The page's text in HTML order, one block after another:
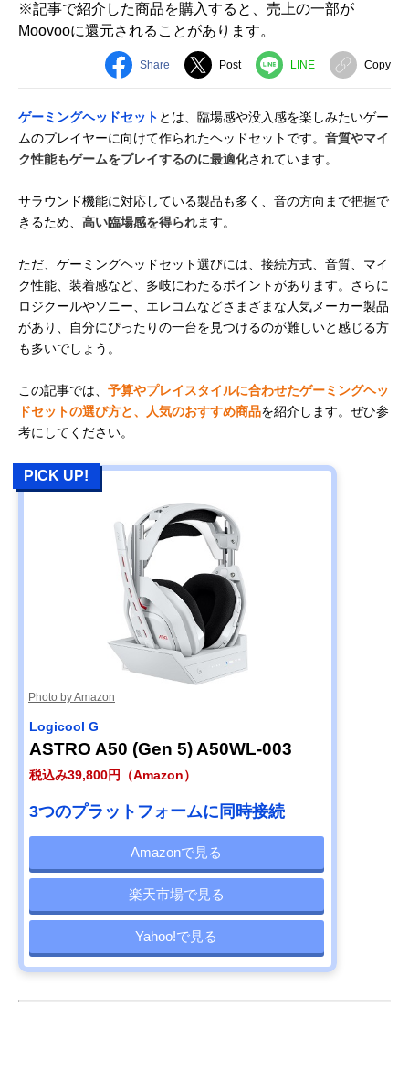
※記事で紹介した商品を購入すると、売上の一部が
Moovooに還元されることがあります。
Share Post LINE Copy
ゲーミングヘッドセット とは、臨場感や没入感を楽しみたいゲー
ムのプレイヤーに向けて作られたヘッドセットです。 音質やマイ
ク性能もゲームをプレイするのに最適化されています。
サラウンド機能に対応している製品も多く、音の方向まで把握で
きるため、 高い臨場感を得られます。
ただ、ゲーミングヘッドセット選びには、接続方式、音質、マイ
ク性能、装着感など、多岐にわたるポイントがあります。さらに
ロジクールやソニー、エレコムなどさまざまな人気メーカー製品
があり、自分にぴったりの一台を見つけるのが難しいと感じる方
も多いでしょう。
この記事では、 予算やプレイスタイルに合わせたゲーミングヘッ
ドセットの選び方と、人気のおすすめ商品を紹介します。ぜひ参
考にしてください。
PICK UP!
Photo by Amazon
Logicool G
ASTRO A50 (Gen 5) A50WL-003
税込み39,800円（Amazon）
3つのプラットフォームに同時接続
Amazonで見る
楽天市場で見る
Yahoo!で見る